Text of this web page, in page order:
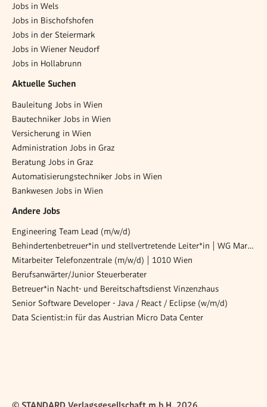
Jobs in Wels
Jobs in Bischofshofen
Jobs in der Steiermark
Jobs in Wiener Neudorf
Jobs in Hollabrunn
Aktuelle Suchen
Bauleitung Jobs in Wien
Bautechniker Jobs in Wien
Versicherung in Wien
Administration Jobs in Graz
Beratung Jobs in Graz
Automatisierungstechniker Jobs in Wien
Bankwesen Jobs in Wien
Andere Jobs
Engineering Team Lead (m/w/d)
Behindertenbetreuer*in und stellvertretende Leiter*in | WG Maria Wald
Mitarbeiter Telefonzentrale (m/w/d) | 1010 Wien
Berufsanwärter/Junior Steuerberater
Betreuer*in Nacht- und Bereitschaftsdienst Vinzenzhaus
Senior Software Developer - Java / React / Eclipse (w/m/d)
Data Scientist:in für das Austrian Micro Data Center